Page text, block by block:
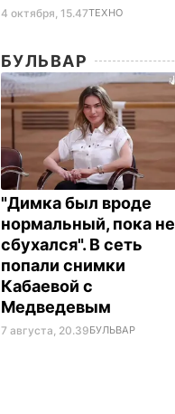
4 октября, 15.47ТЕХНО
БУЛЬВАР
"Димка был вроде
нормальный, пока не
сбухался". В сеть
попали снимки
Кабаевой с
Медведевым
7 августа, 20.39БУЛЬВАР